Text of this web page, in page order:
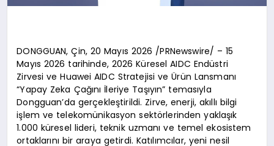
DONGGUAN, Çin, 20 Mayıs 2026 /PRNewswire/ – 15
Mayıs 2026 tarihinde, 2026 Küresel AIDC Endüstri
Zirvesi ve Huawei AIDC Stratejisi ve Ürün Lansmanı
“Yapay Zeka Çağını İleriye Taşıyın” temasıyla
Dongguan’da gerçekleştirildi. Zirve, enerji, akıllı bilgi
işlem ve telekomünikasyon sektörlerinden yaklaşık
1.000 küresel lideri, teknik uzmanı ve temel ekosistem
ortaklarını bir araya getirdi. Katılımcılar, yeni nesil